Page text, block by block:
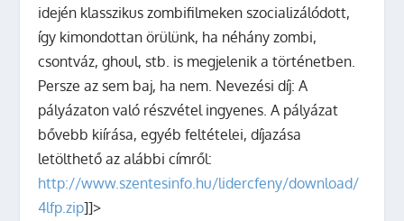
idején klasszikus zombifilmeken szocializálódott,
így kimondottan örülünk, ha néhány zombi,
csontváz, ghoul, stb. is megjelenik a történetben.
Persze az sem baj, ha nem. Nevezési díj: A
pályázaton való részvétel ingyenes. A pályázat
bővebb kiírása, egyéb feltételei, díjazása
letölthető az alábbi címről:
http://www.szentesinfo.hu/lidercfeny/download/
4lfp.zip]]>